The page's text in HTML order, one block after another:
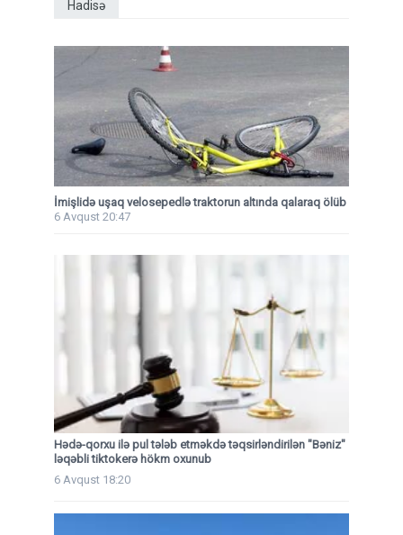
Hadisə
İmişlidə uşaq velosepedlə traktorun altında qalaraq ölüb
6 Avqust 20:47
Hədə-qorxu ilə pul tələb etməkdə təqsirləndirilən "Bəniz"
ləqəbli tiktokerə hökm oxunub
6 Avqust 18:20